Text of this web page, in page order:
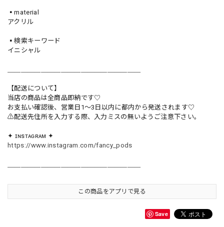
▪️material
アクリル
▪️検索キーワード
イニシャル
【配送について】
当店の商品は全商品即納です♡︎
お支払い確認後、営業日1〜3日以内に都内から発送されます♡
⚠︎配送先住所を入力する際、入力ミスの無いようご注意下さい。
✦ ɪɴsᴛᴀɢʀᴀᴍ ✦
https://www.instagram.com/fancy_pods
この商品をアプリで見る
Save